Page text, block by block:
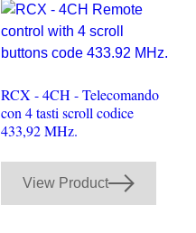
RCX - 4CH - Telecomando
con 4 tasti scroll codice
433,92 MHz.
View Product